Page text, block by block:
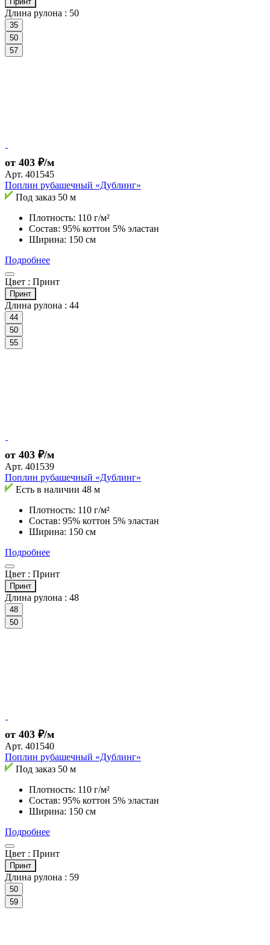
Длина рулона : 50
35
50
57
от 403 ₽/м
Арт. 401545
Поплин рубашечный «Дублинг»
Под заказ 50 м
Плотность: 110 г/м²
Состав: 95% коттон 5% эластан
Ширина: 150 см
Подробнее
Цвет : Принт
Принт
Длина рулона : 44
44
50
55
от 403 ₽/м
Арт. 401539
Поплин рубашечный «Дублинг»
Есть в наличии 48 м
Плотность: 110 г/м²
Состав: 95% коттон 5% эластан
Ширина: 150 см
Подробнее
Цвет : Принт
Принт
Длина рулона : 48
48
50
от 403 ₽/м
Арт. 401540
Поплин рубашечный «Дублинг»
Под заказ 50 м
Плотность: 110 г/м²
Состав: 95% коттон 5% эластан
Ширина: 150 см
Подробнее
Цвет : Принт
Принт
Длина рулона : 59
50
59